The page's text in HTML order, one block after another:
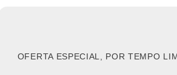
OFERTA ESPECIAL, POR TEMPO